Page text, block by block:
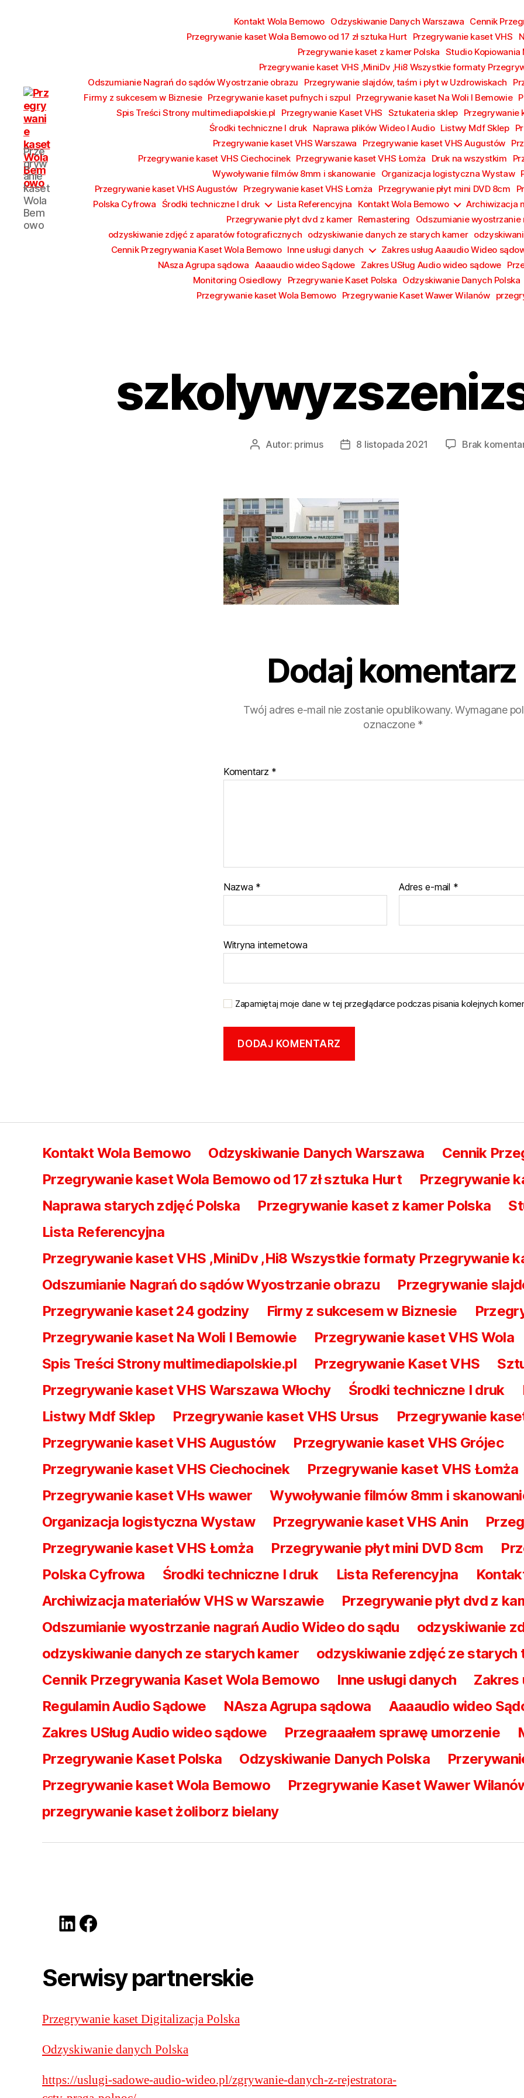
Przegrywanie
kaset
Bemowo
Wola
od
17
zł
Prze
gryw
anie
kaset
Wola
Bem
owo
Kontakt Wola Bemowo Odzyskiwanie Danych Warszawa Cennik
Przegrywanie kaset Wola Bemowo od 17 zł sztuka Hurt Przegrywanie kaset VHS
Przegrywanie kaset z kamer Polska Studio Kopiowania
Przegrywanie kaset VHS ,MiniDv ,Hi8 Wszystkie formaty
Odszumianie Nagrań do sądów Wyostrzanie obrazu
Przegrywanie slajdów, taśm i płyt w Uzdrowiskach
Firmy z sukcesem w Biznesie Przegrywanie kaset pufnych i szpul Przegrywanie kaset Na Woli I Bemowie
Spis Treści Strony multimediapolskie.pl
Przegrywanie Kaset VHS Sztukateria sklep Przegrywanie
Środki techniczne I druk Naprawa plików Wideo I Audio Listwy Mdf Sklep
Przegrywanie kaset VHS Warszawa
Przegrywanie kaset VHS Augustów
Przegrywanie kaset VHS Ciechocinek Przegrywanie kaset VHS Łomża Druk na wszystkim
Wywoływanie filmów 8mm i skanowanie Organizacja logistyczna Wystaw
Przegrywanie kaset VHS Augustów Przegrywanie kaset VHS Łomża Przegrywanie płyt mini DVD 8cm
Polska Cyfrowa Środki techniczne I druk Lista Referencyjna Kontakt Wola Bemowo
Archiwizacja
Przegrywanie płyt dvd z kamer Remastering
Odszumianie
odzyskiwanie zdjęć z aparatów fotograficznych odzyskiwanie danych ze starych kamer
Cennik Przegrywania Kaset Wola Bemowo Inne usługi danych
Zakres usług Aaaudio Wideo
NAsza Agrupa sądowa Aaaaudio wideo Sądowe Zakres USług Audio wideo sądowe
Monitoring Osiedlowy
Przegrywanie Kaset Polska Odzyskiwanie Danych Polska
Przegrywanie kaset Wola Bemowo Przegrywanie Kaset Wawer Wilanów
AutorAutor: primus
Data8 listopada 2021 Brak
Dodaj komentarz
Twój adres e-mail nie zostanie opublikowany. Wymagane
oznaczone *
Komentarz *
Nazwa * Adres e-mail *
Witryna internetowa
Zapamiętaj moje dane w tej przeglądarce podczas pisania kolejnych
Kontakt Wola Bemowo Odzyskiwanie Danych Warszawa
Cennik
Przegrywanie kaset Wola Bemowo od 17 zł sztuka Hurt
Przegrywanie
Naprawa starych zdjęć Polska
Przegrywanie kaset z kamer Polska
Lista Referencyjna
Przegrywanie kaset VHS ,MiniDv ,Hi8 Wszystkie formaty Przegrywanie
Odszumianie Nagrań do sądów Wyostrzanie obrazu
Przegrywanie
Przegrywanie kaset 24 godziny
Firmy z sukcesem w Biznesie
Przegrywanie kaset Na Woli I Bemowie
Przegrywanie kaset VHS Wola
Spis Treści Strony multimediapolskie.pl
Przegrywanie Kaset VHS
Przegrywanie kaset VHS Warszawa Włochy
Środki techniczne I druk
Listwy Mdf Sklep
Przegrywanie kaset VHS Ursus
Przegrywanie
Przegrywanie kaset VHS Augustów
Przegrywanie kaset VHS Grójec
Przegrywanie kaset VHS Ciechocinek
Przegrywanie kaset VHS Łomża
Przegrywanie kaset VHs wawer
Wywoływanie filmów 8mm i
Organizacja logistyczna Wystaw
Przegrywanie kaset VHS Anin
Przegrywanie kaset VHS Łomża
Przegrywanie płyt mini DVD 8cm
Polska Cyfrowa
Środki techniczne I druk Lista Referencyjna
Archiwizacja materiałów VHS w Warszawie
Przegrywanie płyt dvd z
Odszumianie wyostrzanie nagrań Audio Wideo do sądu
odzyskiwanie
odzyskiwanie danych ze starych kamer
odzyskiwanie zdjęć ze starych
Cennik Przegrywania Kaset Wola Bemowo
Inne usługi danych
Zakres
Regulamin Audio Sądowe
NAsza Agrupa sądowa
Aaaaudio wideo
Zakres USług Audio wideo sądowe
Przegraaałem sprawę umorzenie
Przegrywanie Kaset Polska
Odzyskiwanie Danych Polska
Przegrywanie kaset Wola Bemowo
Przegrywanie Kaset Wawer
przegrywanie kaset żoliborz bielany
LinkedIn
Facebook
Serwisy partnerskie
Przegrywanie kaset Digitalizacja Polska
Odzyskiwanie danych Polska
https://uslugi-sadowe-audio-wideo.pl/zgrywanie-danych-z-rejestratora-